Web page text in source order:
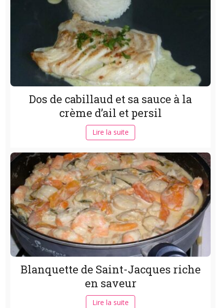
Dos de cabillaud et sa sauce à la
crème d’ail et persil
Lire la suite
Blanquette de Saint-Jacques riche
en saveur
Lire la suite